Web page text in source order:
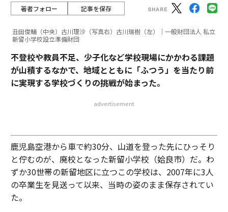
著者フォロー 記事を保存
丑田俊輔（中央）古川理沙（写真右）古川瑞樹（左）｜一般財団法人 私立
新留小学校設立準備財団
不登校や教員不足、少子化など学校現場にかかわる課題
が山積するなかで、地域とともに「ふつう」を当たり前
に実現する学校づくりの挑戦が始まった。
advertisement
鹿児島空港から車で約30分、山道を登った先にひっそり
と佇むのが、廃校となった新留小学校（姶良市）だ。わ
ずか30世帯の新留地区に立つこの学校は、2007年に3人
の卒業生を見送って以来、当時の姿のまま保存されてい
た。